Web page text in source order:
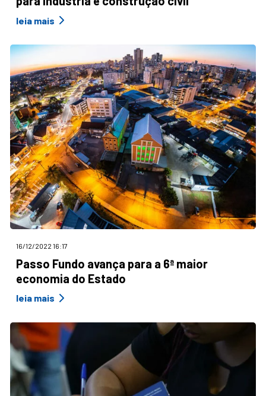
leia mais
16/12/2022 16:17
Passo Fundo avança para a 6ª maior
economia do Estado
leia mais